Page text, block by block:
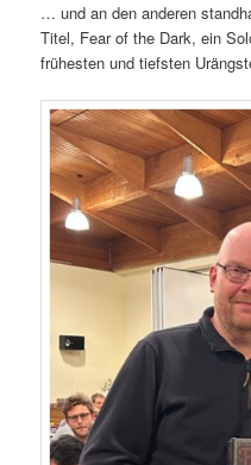
… und an den anderen
Titel, Fear of the Dark, ein
frühesten und tiefsten